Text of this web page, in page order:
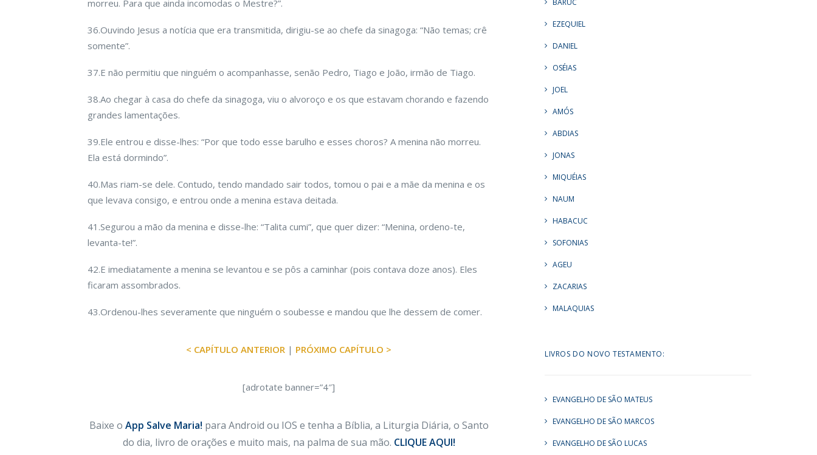
morreu. Para que ainda incomodas o Mestre?”.
36.Ouvindo Jesus a notícia que era transmitida, dirigiu-se ao chefe da sinagoga: “Não temas; crê
somente”.
37.E não permitiu que ninguém o acompanhasse, senão Pedro, Tiago e João, irmão de Tiago.
38.Ao chegar à casa do chefe da sinagoga, viu o alvoroço e os que estavam chorando e fazendo
grandes lamentações.
39.Ele entrou e disse-lhes: “Por que todo esse barulho e esses choros? A menina não morreu.
Ela está dormindo”.
40.Mas riam-se dele. Contudo, tendo mandado sair todos, tomou o pai e a mãe da menina e os
que levava consigo, e entrou onde a menina estava deitada.
41.Segurou a mão da menina e disse-lhe: “Talita cumi”, que quer dizer: “Menina, ordeno-te,
levanta-te!”.
42.E imedia­tamente a menina se levantou e se pôs a caminhar (pois contava doze anos). Eles
ficaram assombrados.
43.Ordenou-lhes seve­ramente que ninguém o soubesse e mandou que lhe dessem de comer.
< CAPÍTULO ANTERIOR | PRÓXIMO CAPÍTULO >
[adrotate banner=”4″]
Baixe o App Salve Maria! para Android ou IOS e tenha a Bíblia, a Liturgia Diária, o Santo
do dia, livro de orações e muito mais, na palma de sua mão. CLIQUE AQUI!
BARUC
EZEQUIEL
DANIEL
OSÉIAS
JOEL
AMÓS
ABDIAS
JONAS
MIQUÉIAS
NAUM
HABACUC
SOFONIAS
AGEU
ZACARIAS
MALAQUIAS
LIVROS DO NOVO TESTAMENTO:
EVANGELHO DE SÃO MATEUS
EVANGELHO DE SÃO MARCOS
EVANGELHO DE SÃO LUCAS